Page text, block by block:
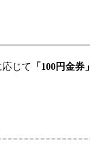
じて 「100円金券」